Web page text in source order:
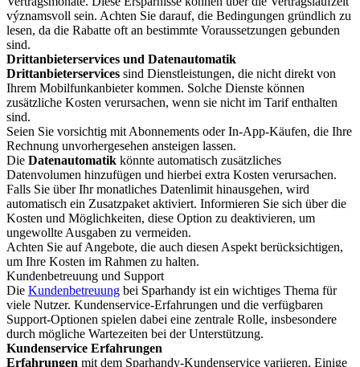
významsvoll sein. Achten Sie darauf, die Bedingungen gründlich zu
lesen, da die Rabatte oft an bestimmte Voraussetzungen gebunden
sind.
Drittanbieterservices und Datenautomatik
Drittanbieterservices sind Dienstleistungen, die nicht direkt von
Ihrem Mobilfunkanbieter kommen. Solche Dienste können
zusätzliche Kosten verursachen, wenn sie nicht im Tarif enthalten
sind.
Seien Sie vorsichtig mit Abonnements oder In-App-Käufen, die Ihre
Rechnung unvorhergesehen ansteigen lassen.
Die Datenautomatik könnte automatisch zusätzliches
Datenvolumen hinzufügen und hierbei extra Kosten verursachen.
Falls Sie über Ihr monatliches Datenlimit hinausgehen, wird
automatisch ein Zusatzpaket aktiviert. Informieren Sie sich über die
Kosten und Möglichkeiten, diese Option zu deaktivieren, um
ungewollte Ausgaben zu vermeiden.
Achten Sie auf Angebote, die auch diesen Aspekt berücksichtigen,
um Ihre Kosten im Rahmen zu halten.
Kundenbetreuung und Support
Die Kundenbetreuung bei Sparhandy ist ein wichtiges Thema für
viele Nutzer. Kundenservice-Erfahrungen und die verfügbaren
Support-Optionen spielen dabei eine zentrale Rolle, insbesondere
durch mögliche Wartezeiten bei der Unterstützung.
Kundenservice Erfahrungen
Erfahrungen mit dem Sparhandy-Kundenservice variieren. Einige